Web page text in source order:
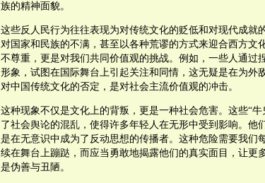
族的精神面貌。
这些反人民行为往往表现为对传统文化的贬低和对现代成就
对国家和民族的不满，甚至以各种荒谬的方式来迎合西方文
不尊重，更是对我们共同价值观的挑战。例如，一些人通过
形象，试图在国际舞台上引起关注和同情，这无疑是在为外
对中国传统文化的否定，是对社会主流价值观的冲击。
这种现象不仅是文化上的背叛，更是一种社会危害。这些“
了社会舆论的混乱，使得许多年轻人在无形中受到影响。他
是在无意识中成为了反动思想的传播者。这种危险需要我们
续在舞台上蹦跶，而应当勇敢地揭露他们的真实面目，让更
是伪善与丑陋。